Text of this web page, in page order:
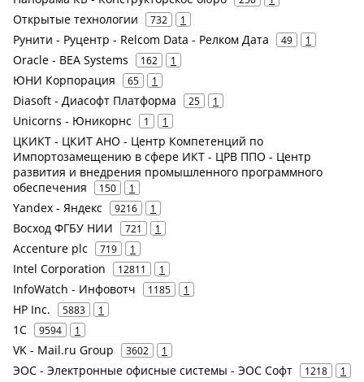
Открытые технологии 732 1
Рунити - Руцентр - Relcom Data - Релком Дата 49 1
Oracle - BEA Systems 162 1
ЮНИ Корпорация 65 1
Diasoft - Диасофт Платформа 25 1
Unicorns - Юникорнс 1 1
ЦКИКТ - ЦКИТ АНО - Центр Компетенций по
Импортозамещению в сфере ИКТ - ЦРВ ППО - Центр
развития и внедрения промышленного программного
обеспечения
150 1
Yandex - Яндекс 9216 1
Восход ФГБУ НИИ 721 1
Accenture plc 719 1
Intel Corporation 12811 1
InfoWatch - Инфовотч 1185 1
HP Inc. 5883 1
1С 9594 1
VK - Mail.ru Group 3602 1
ЭОС - Электронные офисные системы - ЭОС Софт 1218 1